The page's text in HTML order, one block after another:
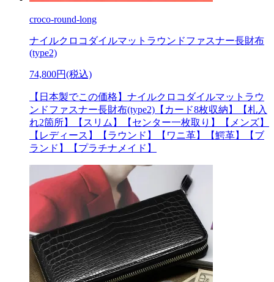
croco-round-long
ナイルクロコダイルマットラウンドファスナー長財布
(type2)
74,800円(税込)
【日本製でこの価格】ナイルクロコダイルマットラウ
ンドファスナー長財布(type2)【カード8枚収納】【札入
れ2箇所】【スリム】【センター一枚取り】【メンズ】
【レディース】【ラウンド】【ワニ革】【鰐革】【ブ
ランド】【プラチナメイド】